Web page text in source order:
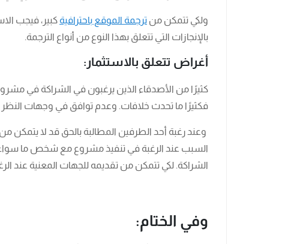
ولكي تتمكن من ترجمة الموقع باحترافية كبير، فيجب
بالإنجازات التي تتعلق بهذا النوع من أنواع الترجمة.
أغراض تتعلق بالاستثمار:
كثيرًا من الأصدقاء الذين يرغبون في الشراكة في
فكثيرًا ما تحدث خلافات. وعدم توافق في وجهات النظر
وعند رغبة أحد الطرفين المطالبة بالحق قد لا يتمكن
السبب عند الرغبة في تنفيذ مشروع مع شخص ما سواء
الشراكة. لكي تتمكن من تقديمه للجهات المعنية عند
وفي الختام: